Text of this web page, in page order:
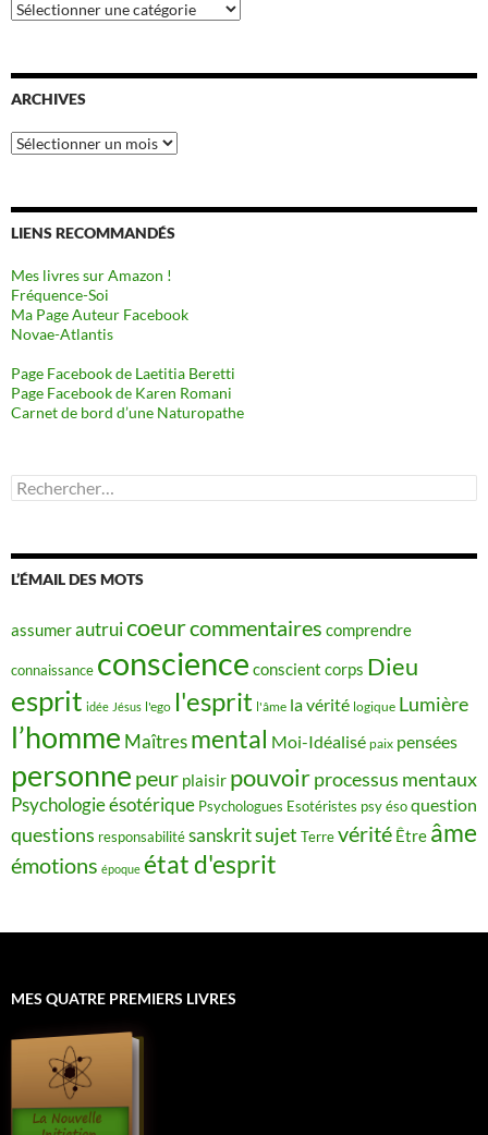
Catégories
ARCHIVES
Archives
LIENS RECOMMANDÉS
Mes livres sur Amazon !
Fréquence-Soi
Ma Page Auteur Facebook
Novae-Atlantis
Page Facebook de Laetitia Beretti
Page Facebook de Karen Romani
Carnet de bord d’une Naturopathe
Rechercher :
L’ÉMAIL DES MOTS
assumerautruicoeurcommentaires comprendre
connaissance conscience conscient corps Dieu
esprit idée Jésus l'ego l'esprit l'âme la vérité logique Lumière
l’homme Maîtres mental Moi-Idéalisé paix pensées
personne peur plaisir pouvoirprocessus mentaux
Psychologie ésotérique Psychologues Esotéristes psy ésoquestion
questions responsabilitésanskritsujet Terrevérité Être âme
émotions époque état d'esprit
MES QUATRE PREMIERS LIVRES